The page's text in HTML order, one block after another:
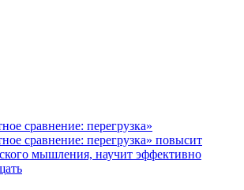
сравнение: перегрузка»
сравнение: перегрузка» повысит
мышления, научит эффективно